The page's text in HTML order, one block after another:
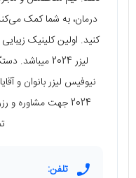
درمان، به شما کمک
نیوفیس لیزر بانوان و
2024 جهت مشاوره
تلفن: